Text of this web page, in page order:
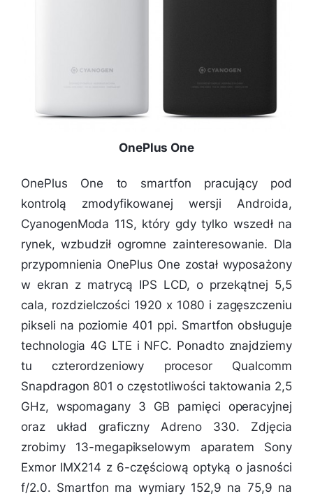
OnePlus One
OnePlus One to smartfon pracujący pod
kontrolą zmodyfikowanej wersji Androida,
CyanogenModa 11S, który gdy tylko wszedł na
rynek, wzbudził ogromne zainteresowanie. Dla
przypomnienia OnePlus One został wyposażony
w ekran z matrycą IPS LCD, o przekątnej 5,5
cala, rozdzielczości 1920 x 1080 i zagęszczeniu
pikseli na poziomie 401 ppi. Smartfon obsługuje
technologia 4G LTE i NFC. Ponadto znajdziemy
tu czterordzeniowy procesor Qualcomm
Snapdragon 801 o częstotliwości taktowania 2,5
GHz, wspomagany 3 GB pamięci operacyjnej
oraz układ graficzny Adreno 330. Zdjęcia
zrobimy 13-megapikselowym aparatem Sony
Exmor IMX214 z 6-częściową optyką o jasności
f/2.0. Smartfon ma wymiary 152,9 na 75,9 na